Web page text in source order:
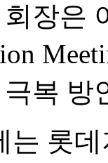
장은
복 방
는 롯